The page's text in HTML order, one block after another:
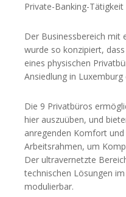
Private-Banking-Tätigkeit
Der Businessbereich mit
wurde so konzipiert,
eines physischen
Ansiedlung in
Die 9 Privatbüros
hier auszuüben, und
anregenden Komfort
Arbeitsrahmen, um
Der ultravernetzte
technischen Lösungen
modulierbar.